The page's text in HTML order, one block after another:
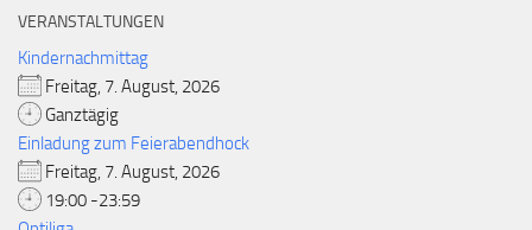
VERANSTALTUNGEN
Kindernachmittag
Freitag, 7. August, 2026
Ganztägig
Einladung zum Feierabendhock
Freitag, 7. August, 2026
19:00 -23:59